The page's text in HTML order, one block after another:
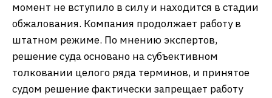
момент не вступило в силу и находится в стадии
обжалования. Компания продолжает работу в
штатном режиме. По мнению экспертов,
решение суда основано на субъективном
толковании целого ряда терминов, и принятое
судом решение фактически запрещает работу